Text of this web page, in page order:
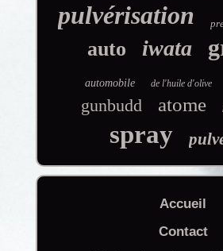
pulvérisation
auto iwata
automobile de l'huile d'olive
gunbudd atome
spray
Accueil
Contact